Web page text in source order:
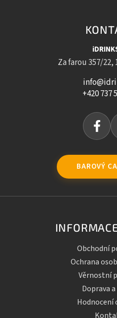
Za farou 357/22,
+420 737
BAROVÝ
Obchodní
Ochrana
Věrnostní
Doprava
Hodnocení